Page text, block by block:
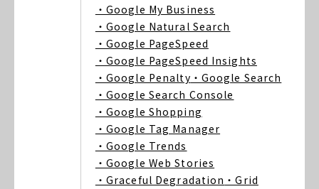
・Google My Business
・Google Natural Search
・Google PageSpeed
・Google PageSpeed Insights
・Google Penalty ・Google Search
・Google Search Console
・Google Shopping
・Google Tag Manager
・Google Trends
・Google Web Stories
・Graceful Degradation ・Grid